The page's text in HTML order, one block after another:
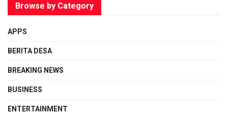
Browse by Category
APPS
BERITA DESA
BREAKING NEWS
BUSINESS
ENTERTAINMENT